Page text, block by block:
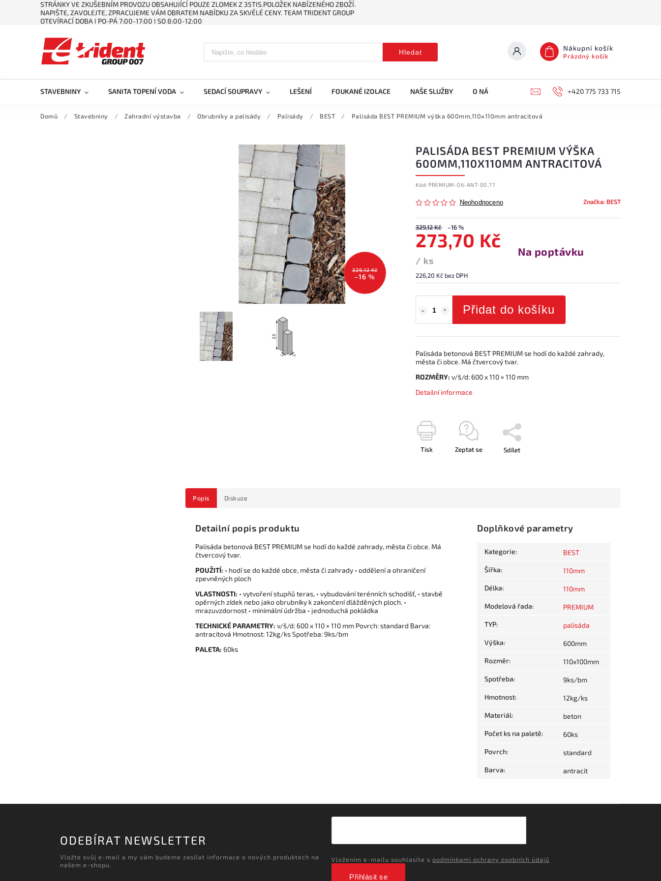
STRÁNKY VE ZKUŠEBNÍM PROVOZU OBSAHUJÍCÍ POUZE ZLOMEK Z 35TIS.POLOŽEK NABÍZENÉHO ZBOŽÍ.
NAPIŠTE, ZAVOLEJTE, ZPRACUJEME VÁM OBRATEM NABÍDKU ZA SKVĚLÉ CENY. TEAM TRIDENT GROUP
OTEVÍRACÍ DOBA ǀ PO-PÁ 7:00-17:00 ǀ SO 8:00-12:00
Hledat Nákupní košík
Prázdný košík
STAVEBNINY SANITA TOPENÍ VODA SEDACÍ SOUPRAVY LEŠENÍ FOUKANÉ IZOLACE NAŠE SLUŽBY O NÁS KONTAKTY +420 775 733 715
Domů / Stavebniny / Zahradní výstavba / Obrubníky a palisády / Palisády / BEST / Palisáda BEST PREMIUM výška 600mm,110x110mm antracitová
329,12 Kč
–16 %
PALISÁDA BEST PREMIUM VÝŠKA
600MM,110X110MM ANTRACITOVÁ
Kód: PREMIUM-06-ANT-00.77
Neohodnoceno Značka: BEST
329,12 Kč –16 %
273,70 Kč
/ ks
226,20 Kč bez DPH
Na poptávku
Přidat do košíku
Palisáda betonová BEST PREMIUM se hodí do každé zahrady,
města či obce. Má čtvercový tvar.
ROZMĚRY: v/š/d: 600 x 110 × 110 mm
Detailní informace
Tisk Zeptat se Sdílet
Popis Diskuze
Detailní popis produktu
Palisáda betonová BEST PREMIUM se hodí do každé zahrady, města či obce. Má
čtvercový tvar.
POUŽITÍ: • hodí se do každé obce, města či zahrady • oddělení a ohraničení
zpevněných ploch
VLASTNOSTI: • vytvoření stupňů teras, • vybudování terénních schodišť, • stavbě
opěrných zídek nebo jako obrubníky k zakončení dlážděných ploch. •
mrazuvzdornost • minimální údržba • jednoduchá pokládka
TECHNICKÉ PARAMETRY: v/š/d: 600 x 110 × 110 mm Povrch: standard Barva:
antracitová Hmotnost: 12kg/ks Spotřeba: 9ks/bm
PALETA: 60ks
Doplňkové parametry
Kategorie: BEST
Šířka: 110mm
Délka: 110mm
Modelová řada: PREMIUM
TYP: palisáda
Výška: 600mm
Rozměr: 110x100mm
Spotřeba: 9ks/bm
Hmotnost: 12kg/ks
Materiál: beton
Počet ks na paletě: 60ks
Povrch: standard
Barva: antracit
ODEBÍRAT NEWSLETTER
Vložte svůj e-mail a my vám budeme zasílat informace o nových produktech na
našem e-shopu.
Vložením e-mailu souhlasíte s podmínkami ochrany osobních údajů
Přihlásit se